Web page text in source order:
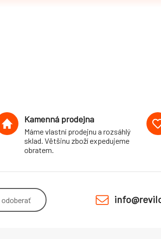
Kamenná prodejna
Máme vlastní prodejnu a rozsáhlý
sklad. Většinu zboží expedujeme
obratem.
odoberať